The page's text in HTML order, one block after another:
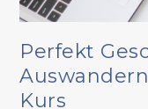
Perfekt
Kurs